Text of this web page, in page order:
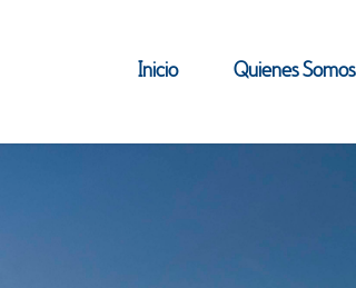
Inicio Quienes Somos